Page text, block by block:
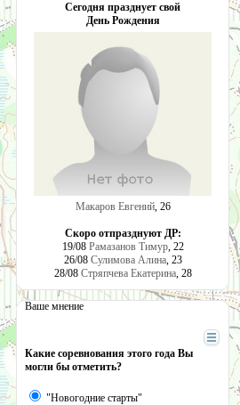
Сегодня празднует свой
День Рождения
Макаров Евгений, 26
Скоро отпразднуют ДР:
19/08 Рамазанов Тимур, 22
26/08 Сулимова Алина, 23
28/08 Стряпчева Екатерина, 28
Ваше мнение
Какие соревнования этого года Вы
могли бы отметить?
"Новогодние старты"